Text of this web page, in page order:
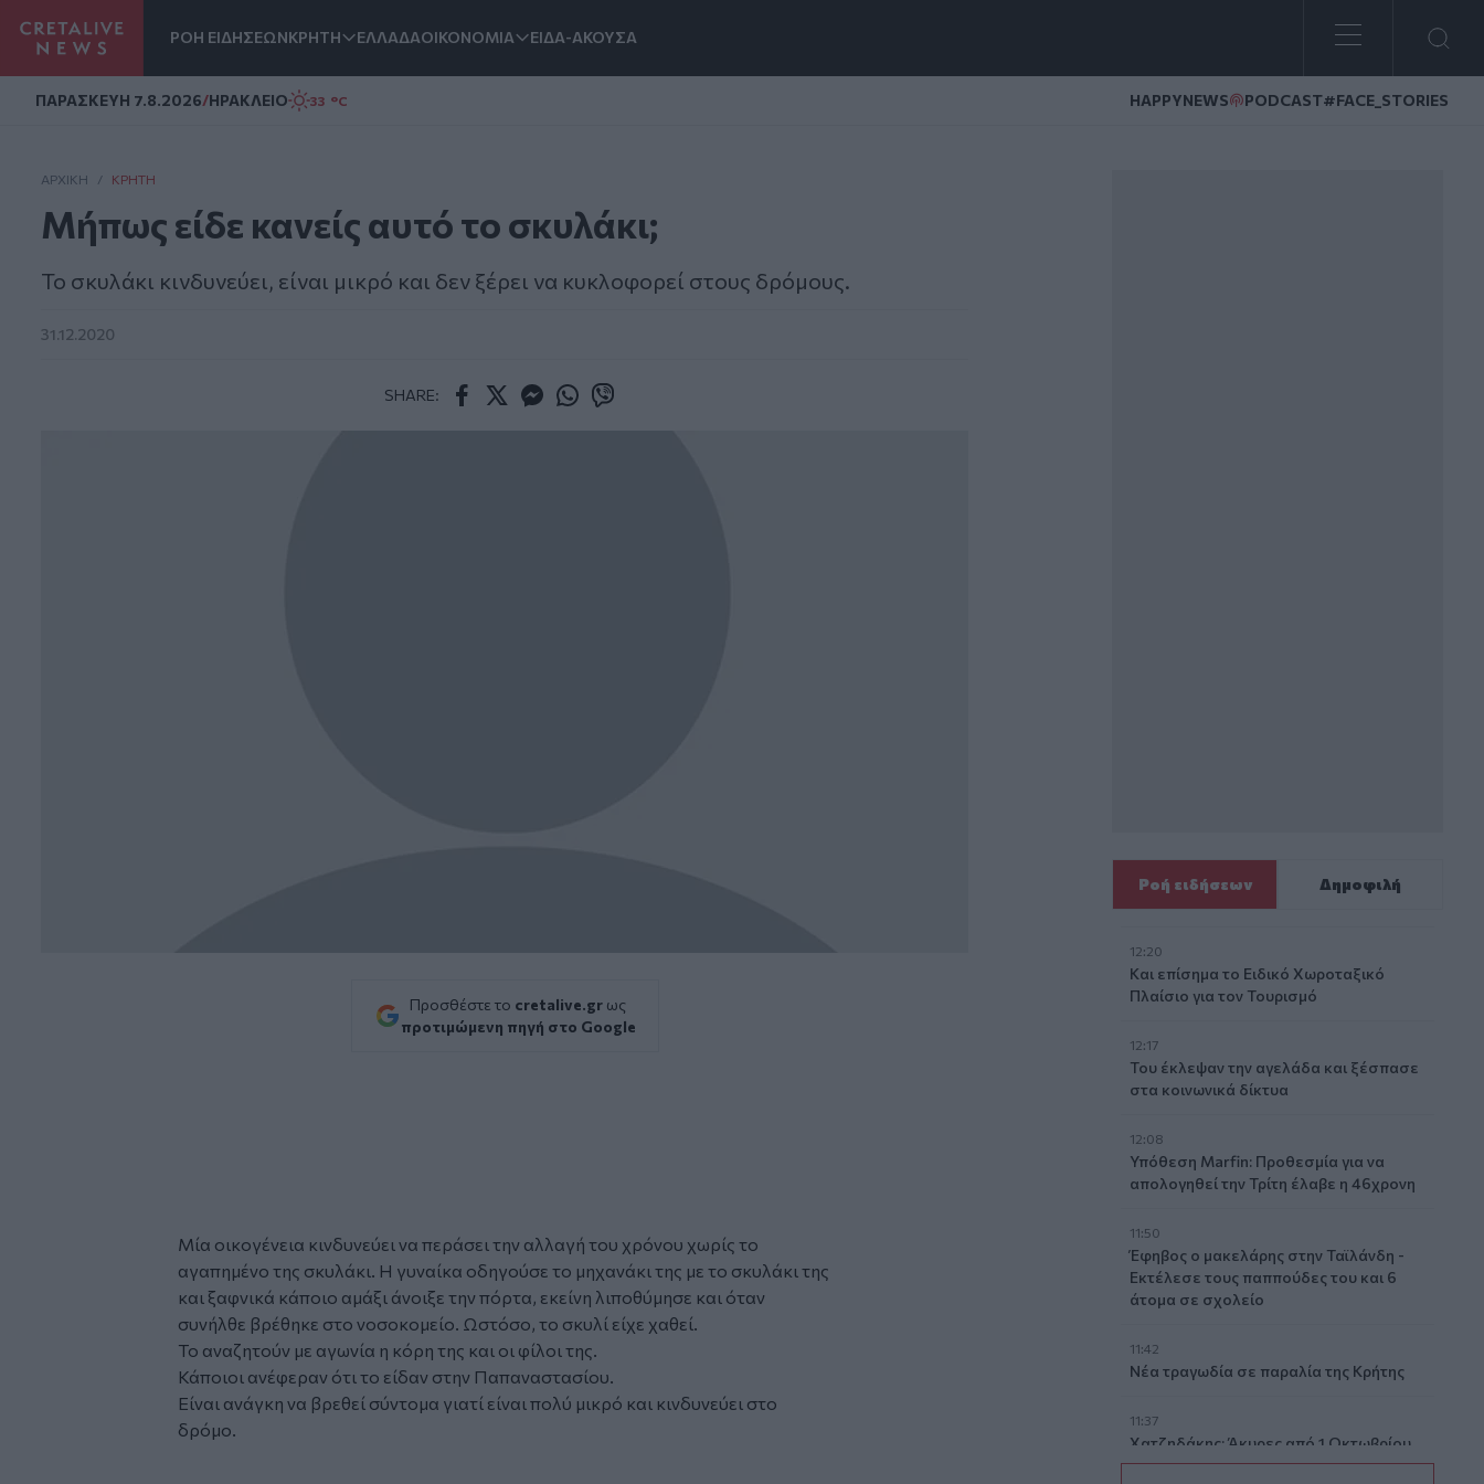
ΡΟΗ ΕΙΔΗΣΕΩΝΚΡΗΤΗ ΕΛΛΑΔΑΟΙΚΟΝΟΜΙΑ ΕΙΔΑ-ΑΚΟΥΣΑ
ΠΑΡΑΣΚΕΥΗ 7.8.2026/ΗΡΑΚΛΕΙΟ 33 °C HAPPYNEWS PODCAST#FACE_STORIES
ΑΡΧΙΚΗ / ΚΡΉΤΗ
Μήπως είδε κανείς αυτό το σκυλάκι;
Το σκυλάκι κινδυνεύει, είναι μικρό και δεν ξέρει να κυκλοφορεί στους δρόμους.
31.12.2020
SHARE:
Προσθέστε το cretalive.gr ως
προτιμώμενη πηγή στο Google
Μία οικογένεια κινδυνεύει να περάσει την αλλαγή του χρόνου χωρίς το
αγαπημένο της σκυλάκι. Η γυναίκα οδηγούσε το μηχανάκι της με το σκυλάκι της
και ξαφνικά κάποιο αμάξι άνοιξε την πόρτα, εκείνη λιποθύμησε και όταν
συνήλθε βρέθηκε στο νοσοκομείο. Ωστόσο, το σκυλί είχε χαθεί.
Το αναζητούν με αγωνία η κόρη της και οι φίλοι της.
Κάποιοι ανέφεραν ότι το είδαν στην Παπαναστασίου.
Είναι ανάγκη να βρεθεί σύντομα γιατί είναι πολύ μικρό και κινδυνεύει στο
δρόμο.
Ροή ειδήσεων Δημοφιλή
12:20
Και επίσημα το Ειδικό Χωροταξικό
Πλαίσιο για τον Τουρισμό
12:17
Του έκλεψαν την αγελάδα και ξέσπασε
στα κοινωνικά δίκτυα
12:08
Υπόθεση Marfin: Προθεσμία για να
απολογηθεί την Τρίτη έλαβε η 46χρονη
11:50
Έφηβος ο μακελάρης στην Ταϊλάνδη -
Εκτέλεσε τους παππούδες του και 6
άτομα σε σχολείο
11:42
Νέα τραγωδία σε παραλία της Κρήτης
11:37
Χατζηδάκης: Άκυρες από 1 Οκτωβρίου
οι εγκύκλιοι που δεν έχουν αναρτηθεί